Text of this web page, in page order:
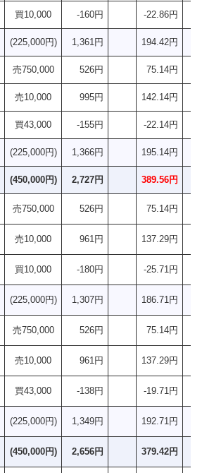
買10,000 -160円 -22.86円
(225,000円) 1,361円 194.42円
売750,000 526円 75.14円
売10,000 995円 142.14円
買43,000 -155円 -22.14円
(225,000円) 1,366円 195.14円
(450,000円) 2,727円 389.56円
売750,000 526円 75.14円
売10,000 961円 137.29円
買10,000 -180円 -25.71円
(225,000円) 1,307円 186.71円
売750,000 526円 75.14円
売10,000 961円 137.29円
買43,000 -138円 -19.71円
(225,000円) 1,349円 192.71円
(450,000円) 2,656円 379.42円